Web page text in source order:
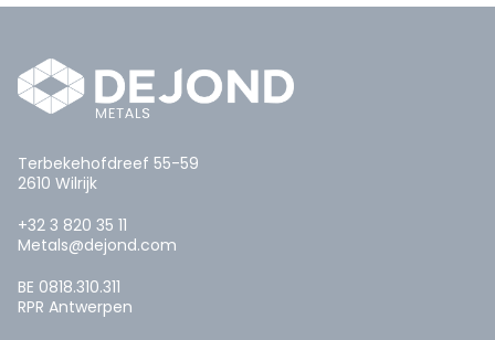
Terbekehofdreef 55-59
2610 Wilrijk
+32 3 820 35 11
Metals@dejond.com
BE 0818.310.311
RPR Antwerpen